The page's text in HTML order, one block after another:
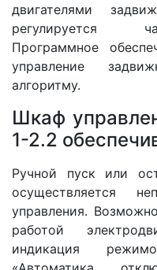
двигателями
регулируется
Программное
управление
алгоритму.
Шкаф
1-2.2
Ручной пуск или
осуществляется
управления.
работой
индикация